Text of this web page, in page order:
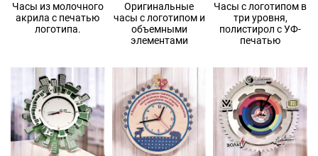
Часы из молочного
акрила с печатью
логотипа.
Оригинальные
часы с логотипом и
объемными
элементами
Часы с логотипом в
три уровня,
полистирол с УФ-
печатью